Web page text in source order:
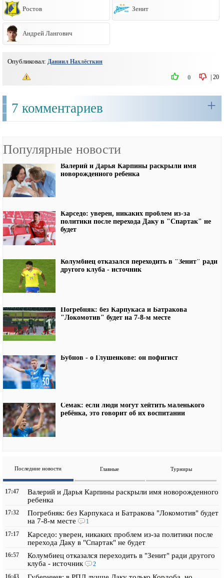
Ростов Зенит
Андрей Лангович
Опубликовал: Даниил Нахлёсткин
| 20
0
7 комментариев +
Популярные новости
Валерий и Дарья Карпины раскрыли имя
новорожденного ребенка
Карседо: уверен, никаких проблем из-за
политики после перехода Даку в "Спартак" не
будет
Колумбиец отказался переходить в "Зенит" ради
другого клуба - источник
Погребняк: без Карпукаса и Батракова
"Локомотив" будет на 7-8-м месте
Бубнов - о Глушенкове: он пофигист
Семак: если люди могут хейтить маленького
ребёнка, это говорит об их воспитании
Последние новости Главные Турниры
17:47
Валерий и Дарья Карпины раскрыли имя новорожденного
ребенка
17:32
Погребняк: без Карпукаса и Батракова "Локомотив" будет
на 7-8-м месте
1
17:17
Карседо: уверен, никаких проблем из-за политики после
перехода Даку в "Спартак" не будет
16:57
Колумбиец отказался переходить в "Зенит" ради другого
клуба - источник
2
16:43